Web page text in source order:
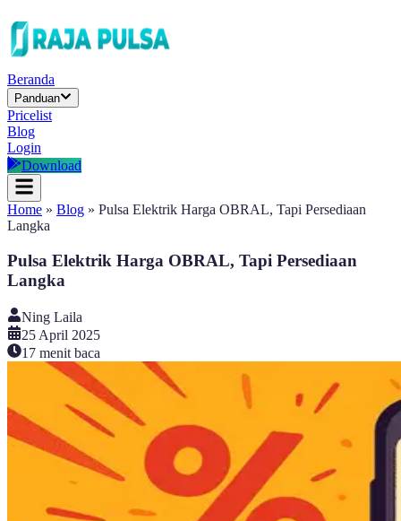
Beranda
Panduan
Pricelist
Blog
Login
Download
Home » Blog » Pulsa Elektrik Harga OBRAL, Tapi Persediaan
Langka
Pulsa Elektrik Harga OBRAL, Tapi Persediaan
Langka
Ning Laila
25 April 2025
17 menit baca